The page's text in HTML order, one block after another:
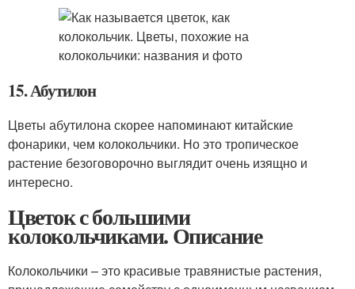
15. Абутилон
Цветы абутилона скорее напоминают китайские
фонарики, чем колокольчики. Но это тропическое
растение безоговорочно выглядит очень изящно и
интересно.
Цветок с большими
колокольчиками. Описание
Колокольчики – это красивые травянистые растения,